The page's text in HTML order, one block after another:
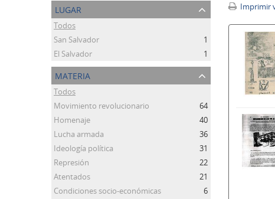
lugar
Todos
San Salvador
1
El Salvador
1
materia
Todos
Movimiento revolucionario
64
Homenaje
40
Lucha armada
36
Ideología política
31
Represión
22
Atentados
21
Condiciones socio-económicas
6
Imprimir